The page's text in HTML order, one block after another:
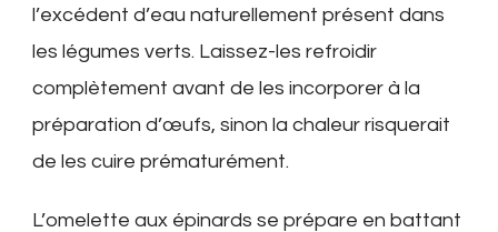
l’excédent d’eau naturellement présent dans
les légumes verts. Laissez-les refroidir
complètement avant de les incorporer à la
préparation d’œufs, sinon la chaleur risquerait
de les cuire prématurément.
L’omelette aux épinards se prépare en battant